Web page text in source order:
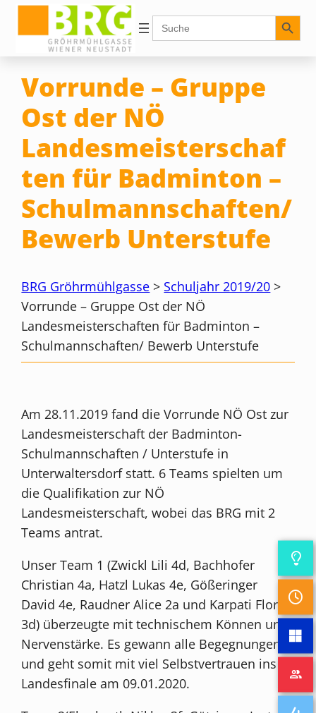
Inhalt
springen
Search
for:
Search Button
Vorrunde – Gruppe
Ost der NÖ
Landesmeisterschaf
ten für Badminton –
Schulmannschaften/
Bewerb Unterstufe
BRG Gröhrmühlgasse > Schuljahr 2019/20 >
Vorrunde – Gruppe Ost der NÖ
Landesmeisterschaften für Badminton –
Schulmannschaften/ Bewerb Unterstufe
Am 28.11.2019 fand die Vorrunde NÖ Ost zur
Landesmeisterschaft der Badminton-
Schulmannschaften / Unterstufe in
Unterwaltersdorf statt. 6 Teams spielten um
die Qualifikation zur NÖ
Landesmeisterschaft, wobei das BRG mit 2
Teams antrat.
Unser Team 1 (Zwickl Lili 4d, Bachhofer
Christian 4a, Hatzl Lukas 4e, Gößeringer
David 4e, Raudner Alice 2a und Karpati Flora
3d) überzeugte mit technischem Können und
Nervenstärke. Es gewann alle Begegnungen
und geht somit mit viel Selbstvertrauen ins
Landesfinale am 09.01.2020.